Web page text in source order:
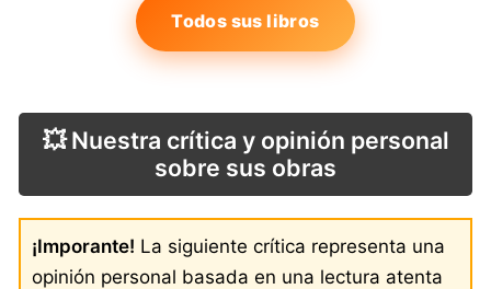
Todos sus libros
💥 Nuestra crítica y opinión personal
sobre sus obras
¡Imporante! La siguiente crítica representa una
opinión personal basada en una lectura atenta